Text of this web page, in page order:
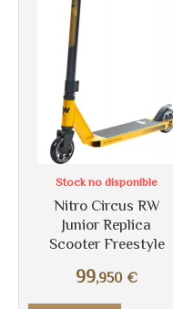
Nitro Circus RW
Junior Replica
Scooter Freestyle
99,950 €
Stock no disponible